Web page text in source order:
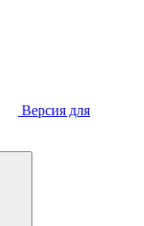
Версия для